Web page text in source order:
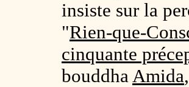
insiste sur la
"Rien-que-
cinquante
bouddhaAmida